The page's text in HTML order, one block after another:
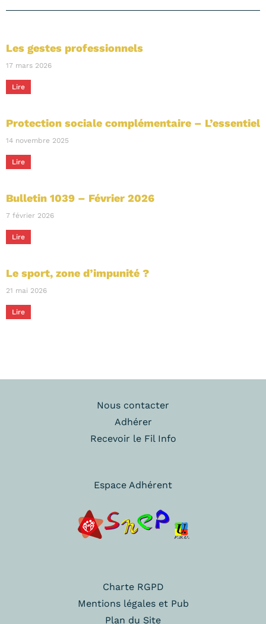
Les gestes professionnels
17 mars 2026
Lire
Protection sociale complémentaire – L’essentiel
14 novembre 2025
Lire
Bulletin 1039 – Février 2026
7 février 2026
Lire
Le sport, zone d’impunité ?
21 mai 2026
Lire
Nous contacter
Adhérer
Recevoir le Fil Info
Espace Adhérent
Charte RGPD
Mentions légales et Pub
Plan du Site